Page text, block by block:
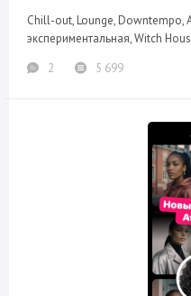
Chill-out, Lounge, Downtempo,
экспериментальная, Witch
2
5 699